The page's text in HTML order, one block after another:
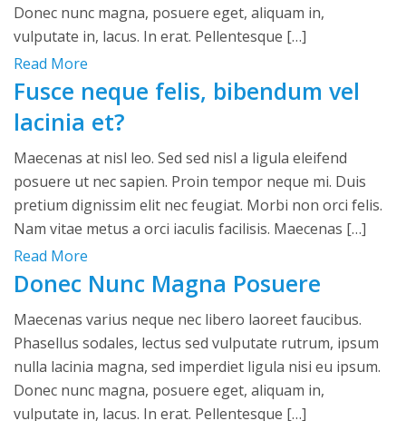
Donec nunc magna, posuere eget, aliquam in,
vulputate in, lacus. In erat. Pellentesque […]
Read More
Fusce neque felis, bibendum vel
lacinia et?
Maecenas at nisl leo. Sed sed nisl a ligula eleifend
posuere ut nec sapien. Proin tempor neque mi. Duis
pretium dignissim elit nec feugiat. Morbi non orci felis.
Nam vitae metus a orci iaculis facilisis. Maecenas […]
Read More
Donec Nunc Magna Posuere
Maecenas varius neque nec libero laoreet faucibus.
Phasellus sodales, lectus sed vulputate rutrum, ipsum
nulla lacinia magna, sed imperdiet ligula nisi eu ipsum.
Donec nunc magna, posuere eget, aliquam in,
vulputate in, lacus. In erat. Pellentesque […]